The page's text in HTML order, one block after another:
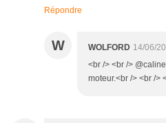
Répondre
W WOLFORD 14/06/
<br /> <br />
moteur.<br /> <br />